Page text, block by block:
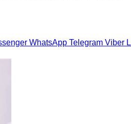
WhatsApp Telegram Viber